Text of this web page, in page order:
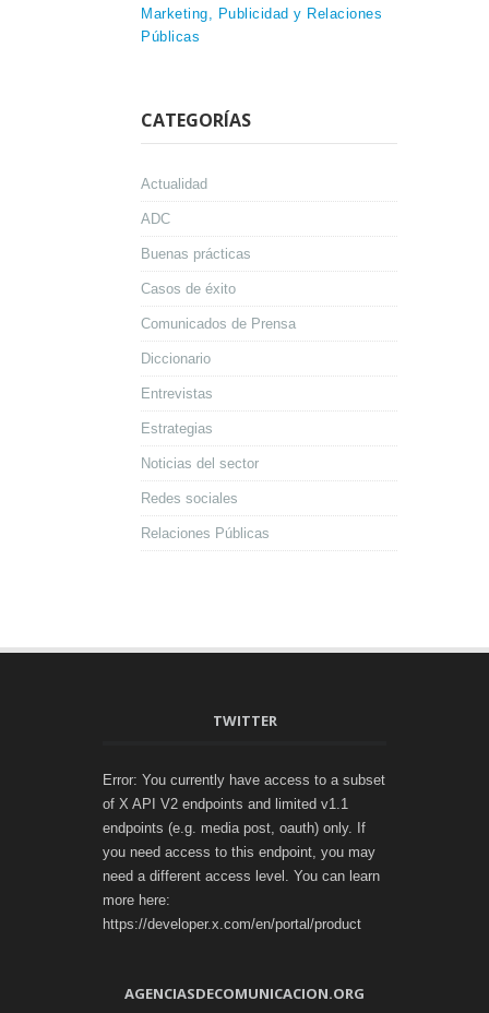
Marketing, Publicidad y Relaciones
Públicas
CATEGORÍAS
Actualidad
ADC
Buenas prácticas
Casos de éxito
Comunicados de Prensa
Diccionario
Entrevistas
Estrategias
Noticias del sector
Redes sociales
Relaciones Públicas
TWITTER
Error: You currently have access to a subset
of X API V2 endpoints and limited v1.1
endpoints (e.g. media post, oauth) only. If
you need access to this endpoint, you may
need a different access level. You can learn
more here:
https://developer.x.com/en/portal/product
AGENCIASDECOMUNICACION.ORG